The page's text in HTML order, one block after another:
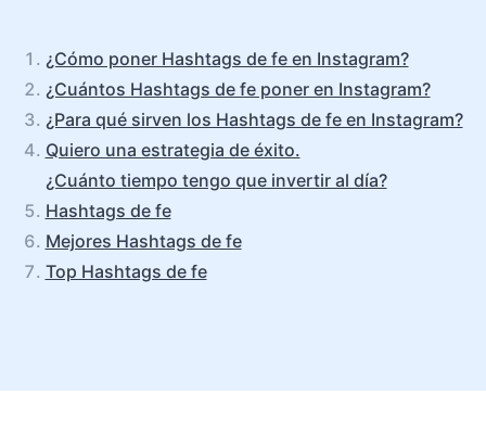
¿Cómo poner Hashtags de fe en Instagram?
¿Cuántos Hashtags de fe poner en Instagram?
¿Para qué sirven los Hashtags de fe en Instagram?
Quiero una estrategia de éxito.
¿Cuánto tiempo tengo que invertir al día?
Hashtags de fe
Mejores Hashtags de fe
Top Hashtags de fe